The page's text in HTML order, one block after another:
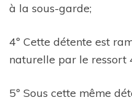
à la sous-garde;
4º Cette détente est
naturelle par le ressort
5º Sous cette même